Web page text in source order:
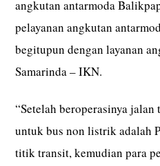
angkutan antarmoda
pelayanan angkutan
begitupun dengan layanan
Samarinda – IKN.
“Setelah beroperasinya
untuk bus non listrik adalah
titik transit, kemudian para